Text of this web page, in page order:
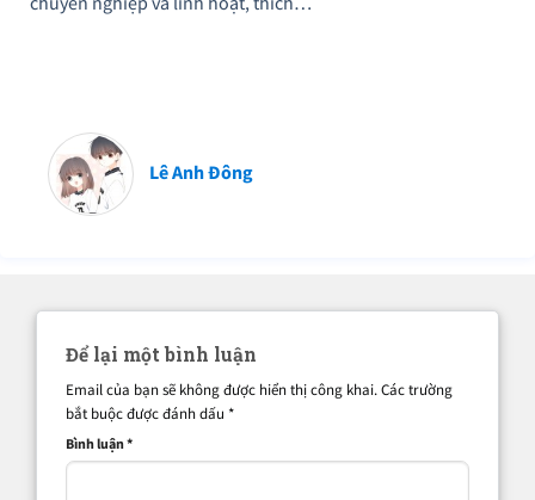
Lê Anh Đông
Để lại một bình luận
Email của bạn sẽ không được hiển thị công khai.Các trường
bắt buộc được đánh dấu *
Bình luận*